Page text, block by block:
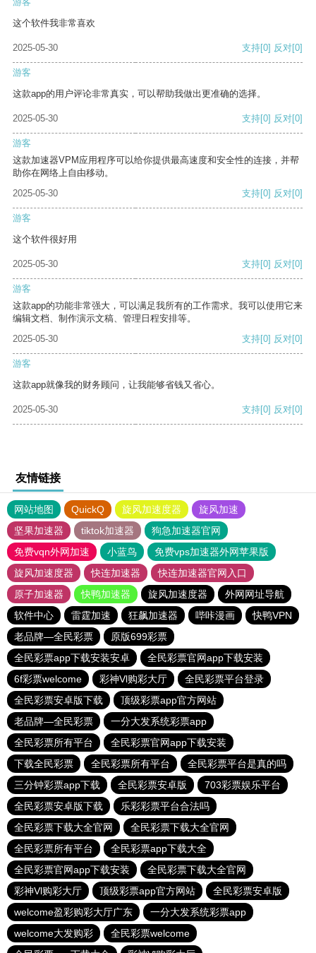
这个软件我非常喜欢
2025-05-30 支持[0] 反对[0]
游客
这款app的用户评论非常真实，可以帮助我做出更准确的选择。
2025-05-30 支持[0] 反对[0]
游客
这款加速器VPM应用程序可以给你提供最高速度和安全性的连接，并帮
助你在网络上自由移动。
2025-05-30
支持[0] 反对[0]
游客
这个软件很好用
2025-05-30 支持[0] 反对[0]
游客
这款app的功能非常强大，可以满足我所有的工作需求。我可以使用它来
编辑文档、制作演示文稿、管理日程安排等。
2025-05-30
支持[0] 反对[0]
游客
这款app就像我的财务顾问，让我能够省钱又省心。
2025-05-30 支持[0] 反对[0]
友情链接
网站地图 QuickQ 旋风加速度器
旋风加速
坚果加速器
tiktok加速器
狗急加速器官网
免费vqn外网加速
小蓝鸟
免费vps加速器外网苹果版
旋风加速度器
快连加速器
快连加速器官网入口
原子加速器
快鸭加速器 旋风加速度器
外网网址导航
软件中心
雷霆加速 狂飙加速器 哔咔漫画
快鸭VPN
老品牌—全民彩票
原版699彩票
全民彩票app下载安装安卓
全民彩票官网app下载安装
6f彩票welcome
彩神Vl购彩大厅
全民彩票平台登录
全民彩票安卓版下载
顶级彩票app官方网站
老品牌—全民彩票
一分大发系统彩票app
全民彩票所有平台
全民彩票官网app下载安装
下载全民彩票
全民彩票所有平台
全民彩票平台是真的吗
三分钟彩票app下载
全民彩票安卓版
703彩票娱乐平台
全民彩票安卓版下载
乐彩彩票平台合法吗
全民彩票下载大全官网
全民彩票下载大全官网
全民彩票所有平台
全民彩票app下载大全
全民彩票官网app下载安装
全民彩票下载大全官网
彩神Vl购彩大厅
顶级彩票app官方网站
全民彩票安卓版
welcome盈彩购彩大厅广东
一分大发系统彩票app
welcome大发购彩
全民彩票welcome